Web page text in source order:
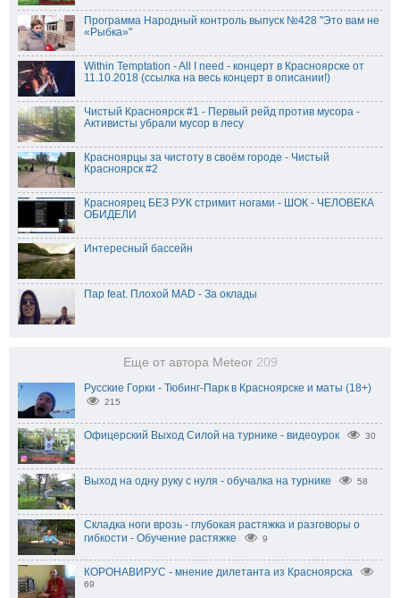
Программа Народный контроль выпуск №428 "Это вам не
«Рыбка»"
Within Temptation - All I need - концерт в Красноярске от
11.10.2018 (ссылка на весь концерт в описании!)
Чистый Красноярск #1 - Первый рейд против мусора -
Активисты убрали мусор в лесу
Красноярцы за чистоту в своём городе - Чистый
Красноярск #2
Красноярец БЕЗ РУК стримит ногами - ШОК - ЧЕЛОВЕКА
ОБИДЕЛИ
Интересный бассейн
Пар feat. Плохой MAD - За оклады
Еще от автора Meteor 209
Русские Горки - Тюбинг-Парк в Красноярске и маты (18+)
215
Офицерский Выход Силой на турнике - видеоурок 30
Выход на одну руку с нуля - обучалка на турнике 58
Складка ноги врозь - глубокая растяжка и разговоры о
гибкости - Обучение растяжке
9
КОРОНАВИРУС - мнение дилетанта из Красноярска
69